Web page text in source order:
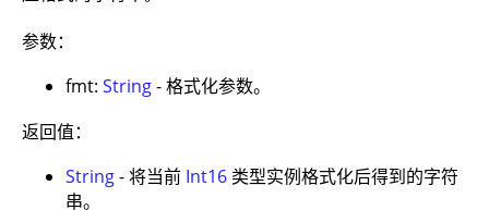
参数：
fmt: String- 格式化参数。
返回值：
String- 将当前 Int16 类型实例格式化后得到的字符
串。